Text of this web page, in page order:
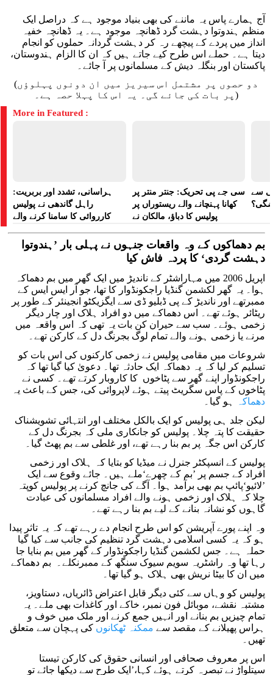
آج ہمارے پاس یہ ماننے کی بھی بنیاد موجود ہے کہ دراصل ایک
منظم ہندوتوا دہشت گرد ڈھانچہ موجود ہے۔ یہ ڈھانچہ خفیہ
انداز میں پردے کے پیچھے رہ کر دہشت گردانہ حملوں کو انجام
دیتا ہے۔ حملے اس طرح کیے جاتے ہیں کہ ان کا الزام ہندوستان،
پاکستان اور بنگلہ دیش کے مسلمانوں پر آ جائے۔
(دو حصوں پر مشتمل اس سیریز میں ان دونوں پہلوؤں
پر بات کی جائے گی۔ یہ اس کا پہلا حصہ ہے۔)
More in Featured :
ہراسانی، تشدد اور بربریت:
راہل گاندھی نے پولیس
کارروائی کا سامنا کرنے والے
سی جے پی تحریک: جنتر منتر پر
کھانا پہنچانے والے ریستوراں پر
پولیس کا دباؤ، مالکان نے
سے
بم دھماکوں کے وہ واقعات جنہوں نے پہلی بار ’ہندوتوا
دہشت گردی‘ کا پردہ فاش کیا
اپریل 2006 میں مہاراشٹر کے ناندیڑ میں ایک گھر میں بم دھماکہ
ہوا۔ یہ گھر لکشمن گنڈیا راجکونڈوار کا تھا، جو آر ایس ایس کے
ممبرتھے اور ناندیڑ کے پی ڈبلیو ڈی سے ایگزیکٹو انجینئر کے طور پر
ریٹائر ہوئے تھے۔ اس دھماکے میں دو افراد ہلاک اور چار دیگر
زخمی ہوئے۔ سب سے حیران کن بات یہ تھی کہ اس واقعہ میں
مرنے یا زخمی ہونے والے تمام لوگ بجرنگ دل کے کارکن تھے۔
شروعات میں مقامی پولیس نے زخمی کارکنوں کی اس بات کو
تسلیم کر لیا کہ یہ دھماکہ ایک حادثہ تھا۔ دعویٰ کیا گیا تھا کہ
راجکونڈوار اپنے گھر سے پٹاخوں کا کاروبار کرتے تھے۔ کسی نے
پٹاخوں کے پاس سگریٹ پیتے ہوئے لاپروائی کی، جس کے باعث یہ
دھماکہ
ہو گیا۔
لیکن جلد ہی پولیس کو ایک بالکل مختلف اور انتہائی تشویشناک
حقیقت کا پتہ چلا۔ پولیس کو جانکاری ملی کہ بجرنگ دل کے
کارکن اس جگہ پر بم بنا رہے تھے، اور غلطی سے بم پھٹ گیا۔
پولیس کے انسپکٹر جنرل نے میڈیا کو بتایا کہ ہلاک اور زخمی
افراد کے جسم پر ’بم کے چھرے‘ملے ہیں۔ جائے وقوع سے ایک
’لائیو‘پائپ بم بھی برآمد ہوا۔ آگے کی جانچ کرنے پر پولیس کوپتہ
چلا کہ ہلاک اور زخمی ہونے والے افراد مسلمانوں کی عبادت
گاہوں کو نشانہ بنانے کے لیے بم بنا رہے تھے۔
وہ اپنے پورے آپریشن کو اس طرح انجام دے رہے تھے کہ یہ تاثر پیدا
ہو کہ یہ کسی اسلامی دہشت گرد تنظیم کی جانب سے کیا گیا
حملہ ہے۔ جس لکشمن گنڈیا راجکونڈوار کے گھر میں بم بنایا جا
رہا تھا وہ راشٹریہ سویم سیوک سنگھ کے ممبرنکلے۔ بم دھماکے
میں ان کا بیٹا نریش بھی ہلاک ہو گیا تھا۔
پولیس کو وہاں سے کئی دیگر قابل اعتراض ڈائریاں، دستاویز،
مشتبہ نقشے، موبائل فون نمبر، خاکے اور کاغذات بھی ملے۔ یہ
تمام چیزیں بم بنانے اور انہیں جمع کرنے اور ملک میں خوف و
ہراس پھیلانے کے مقصد سے ممکنہ ٹھکانوں کی پہچان سے متعلق
تھیں۔
اس پر معروف صحافی اور انسانی حقوق کی کارکن تیستا
سیتلواڑ نے تبصرہ کرتے ہوئے کہا،’ایک طرح سے دیکھا جائے تو